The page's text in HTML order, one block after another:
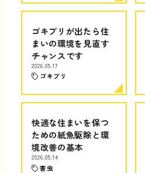
ゴキブリが出たら住
まいの環境を見直す
チャンスです
2026.05.17
ゴキブリ
快適な住まいを保つ
ための紙魚駆除と環
境改善の基本
2026.05.14
害虫